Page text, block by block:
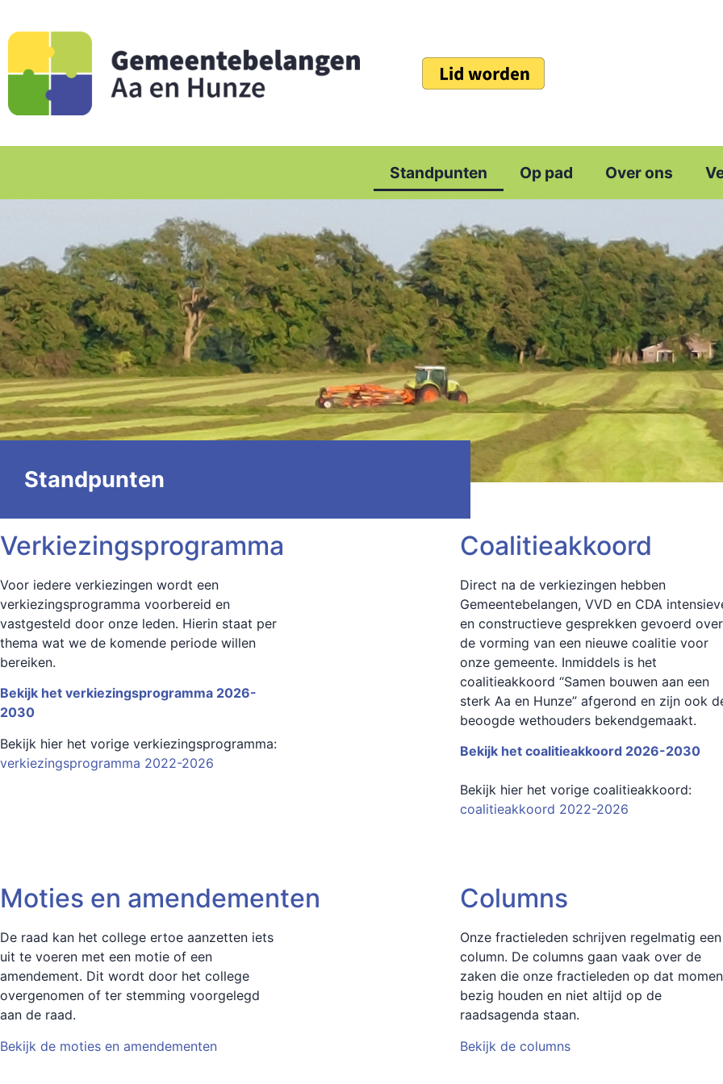
Standpunten Op pad Over ons
Standpunten
Verkiezingsprogramma
Voor iedere verkiezingen wordt een
verkiezingsprogramma voorbereid en
vastgesteld door onze leden. Hierin staat per
thema wat we de komende periode willen
bereiken.
Bekijk het verkiezingsprogramma 2026-
2030
Bekijk hier het vorige verkiezingsprogramma:
verkiezingsprogramma 2022-2026
Coalitieakkoord
Direct na de verkiezingen hebben
Gemeentebelangen, VVD en CDA
en constructieve gesprekken gevoerd over
de vorming van een nieuwe coalitie voor
onze gemeente. Inmiddels is het
coalitieakkoord “Samen bouwen aan een
sterk Aa en Hunze” afgerond en zijn ook
beoogde wethouders bekendgemaakt.
Bekijk het coalitieakkoord 2026-2030
Bekijk hier het vorige coalitieakkoord:
coalitieakkoord 2022-2026
Moties en amendementen
De raad kan het college ertoe aanzetten iets
uit te voeren met een motie of een
amendement. Dit wordt door het college
overgenomen of ter stemming voorgelegd
aan de raad.
Bekijk de moties en amendementen
Columns
Onze fractieleden schrijven regelmatig een
column. De columns gaan vaak over de
zaken die onze fractieleden op dat
bezig houden en niet altijd op de
raadsagenda staan.
Bekijk de columns